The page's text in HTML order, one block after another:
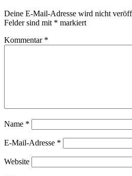
Deine E-Mail-Adresse wird nicht
Felder sind mit * markiert
Kommentar *
Name *
E-Mail-Adresse *
Website